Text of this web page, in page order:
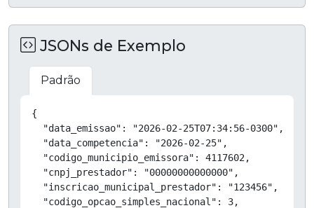
JSONs de Exemplo
Padrão
{
  "data_emissao": "2026-02-25T07:34:56-0300",
  "data_competencia": "2026-02-25",
  "codigo_municipio_emissora": 4117602,
  "cnpj_prestador": "00000000000000",
  "inscricao_municipal_prestador": "123456",
  "codigo_opcao_simples_nacional": 3,